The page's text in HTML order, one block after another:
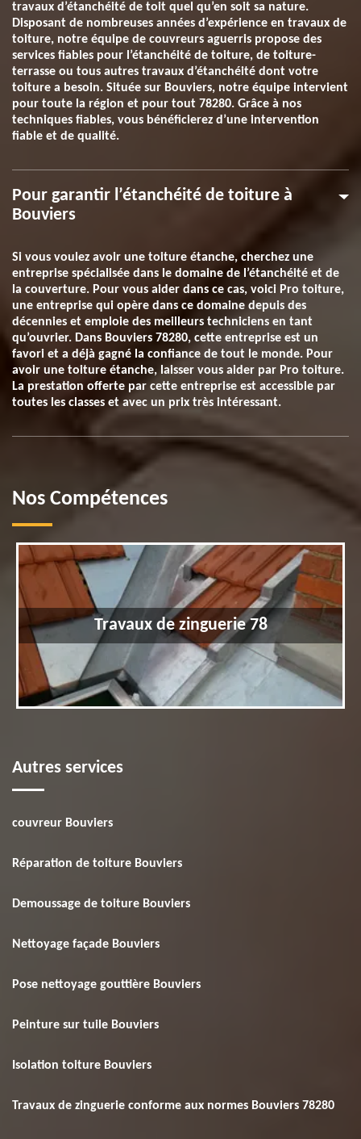
travaux d’étanchéité de toit quel qu’en soit sa nature.
Disposant de nombreuses années d’expérience en travaux de
toiture, notre équipe de couvreurs aguerris propose des
services fiables pour l’étanchéité de toiture, de toiture-
terrasse ou tous autres travaux d’étanchéité dont votre
toiture a besoin. Située sur Bouviers, notre équipe intervient
pour toute la région et pour tout 78280. Grâce à nos
techniques fiables, vous bénéficierez d’une intervention
fiable et de qualité.
Pour garantir l’étanchéité de toiture à
Bouviers
Si vous voulez avoir une toiture étanche, cherchez une
entreprise spécialisée dans le domaine de l’étanchéité et de
la couverture. Pour vous aider dans ce cas, voici Pro toiture,
une entreprise qui opère dans ce domaine depuis des
décennies et emploie des meilleurs techniciens en tant
qu’ouvrier. Dans Bouviers 78280, cette entreprise est un
favori et a déjà gagné la confiance de tout le monde. Pour
avoir une toiture étanche, laisser vous aider par Pro toiture.
La prestation offerte par cette entreprise est accessible par
toutes les classes et avec un prix très intéressant.
Nos Compétences
Travaux de zinguerie 78
Autres services
couvreur Bouviers
Réparation de toiture Bouviers
Demoussage de toiture Bouviers
Nettoyage façade Bouviers
Pose nettoyage gouttière Bouviers
Peinture sur tuile Bouviers
Isolation toiture Bouviers
Travaux de zinguerie conforme aux normes Bouviers 78280